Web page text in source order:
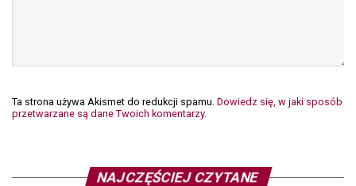
Ta strona używa Akismet do redukcji spamu. Dowiedz się, w jaki sposób
przetwarzane są dane Twoich komentarzy.
NAJCZĘŚCIEJ CZYTANE